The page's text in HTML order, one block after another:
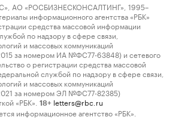
АО «РОСБИЗНЕСКОНСАЛТИНГ», 1995–
информационного агентства «РБК»
средства массовой информации
по надзору в сфере связи,
и массовых коммуникаций
за номером ИА №ФС77-63848) и сетевого
о регистрации средства массовой
службой по надзору в сфере связи,
и массовых коммуникаций
за номером ЭЛ №ФС77-82385)
«РБК».
18+ letters@rbc.ru
информационное агентство «РБК».